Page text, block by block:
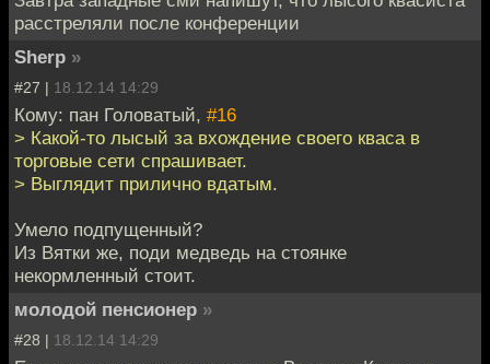
расстреляли после конференции
Sherp »
#27 | 18.12.14 14:29
Кому: пан Головатый, #16
> Какой-то лысый за вхождение своего кваса в
торговые сети спрашивает.
> Выглядит прилично вдатым.
Умело подпущенный?
Из Вятки же, поди медведь на стоянке
некормленный стоит.
молодой пенсионер »
#28 | 18.12.14 14:29